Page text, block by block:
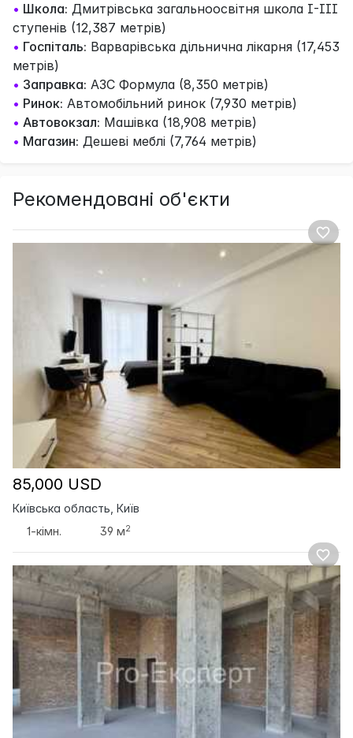
• Школа: Дмитрівська загальноосвітня школа І-ІІІ
ступенів (12,387 метрів)
• Госпіталь: Варварівська дільнична лікарня (17,453
метрів)
• Заправка: АЗС Формула (8,350 метрів)
• Ринок: Автомобільний ринок (7,930 метрів)
• Автовокзал: Машівка (18,908 метрів)
• Магазин: Дешеві меблі (7,764 метрів)
Рекомендовані об'єкти
85,000 USD
Київська область, Київ
1-кімн.
39 м2